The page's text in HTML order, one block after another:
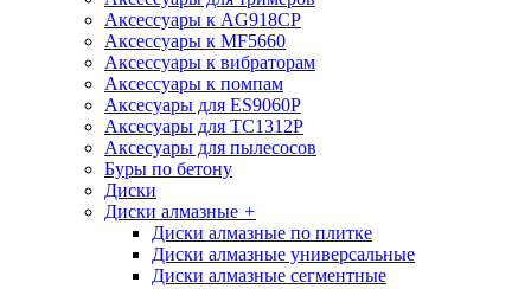
Аксессуары к AG918CP
Аксессуары к MF5660
Аксессуары к вибраторам
Аксессуары к помпам
Аксесуары для ES9060P
Аксесуары для TC1312P
Аксесуары для пылесосов
Буры по бетону
Диски
Диски алмазные +
Диски алмазные по плитке
Диски алмазные универсальные
Диски алмазные сегментные